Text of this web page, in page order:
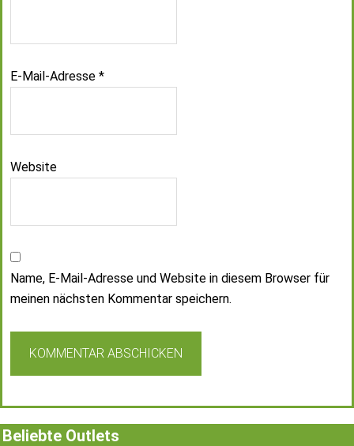
E-Mail-Adresse *
Website
Name, E-Mail-Adresse und Website in diesem Browser für
meinen nächsten Kommentar speichern.
Beliebte Outlets